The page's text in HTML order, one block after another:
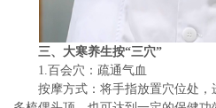
三、大寒养生按“三穴”
1.百会穴：疏通气血
按摩方式：将手指放置穴位处